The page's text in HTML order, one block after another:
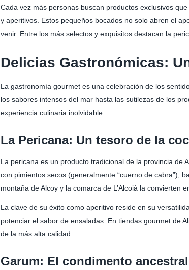
Cada vez más personas buscan productos exclusivos
y aperitivos. Estos pequeños bocados no solo abren el
venir. Entre los más selectos y exquisitos destacan la
Delicias Gastronómicas:
La gastronomía gourmet es una celebración de los
los sabores intensos del mar hasta las sutilezas de los
experiencia culinaria inolvidable.
La Pericana: Un tesoro de la
La pericana es un producto tradicional de la provincia de
con pimientos secos (generalmente “cuerno de cabra”),
montaña de Alcoy y la comarca de L’Alcoià la convierten
La clave de su éxito como aperitivo reside en su
potenciar el sabor de ensaladas. En tiendas gourmet de
de la más alta calidad.
Garum: El condimento ancestral